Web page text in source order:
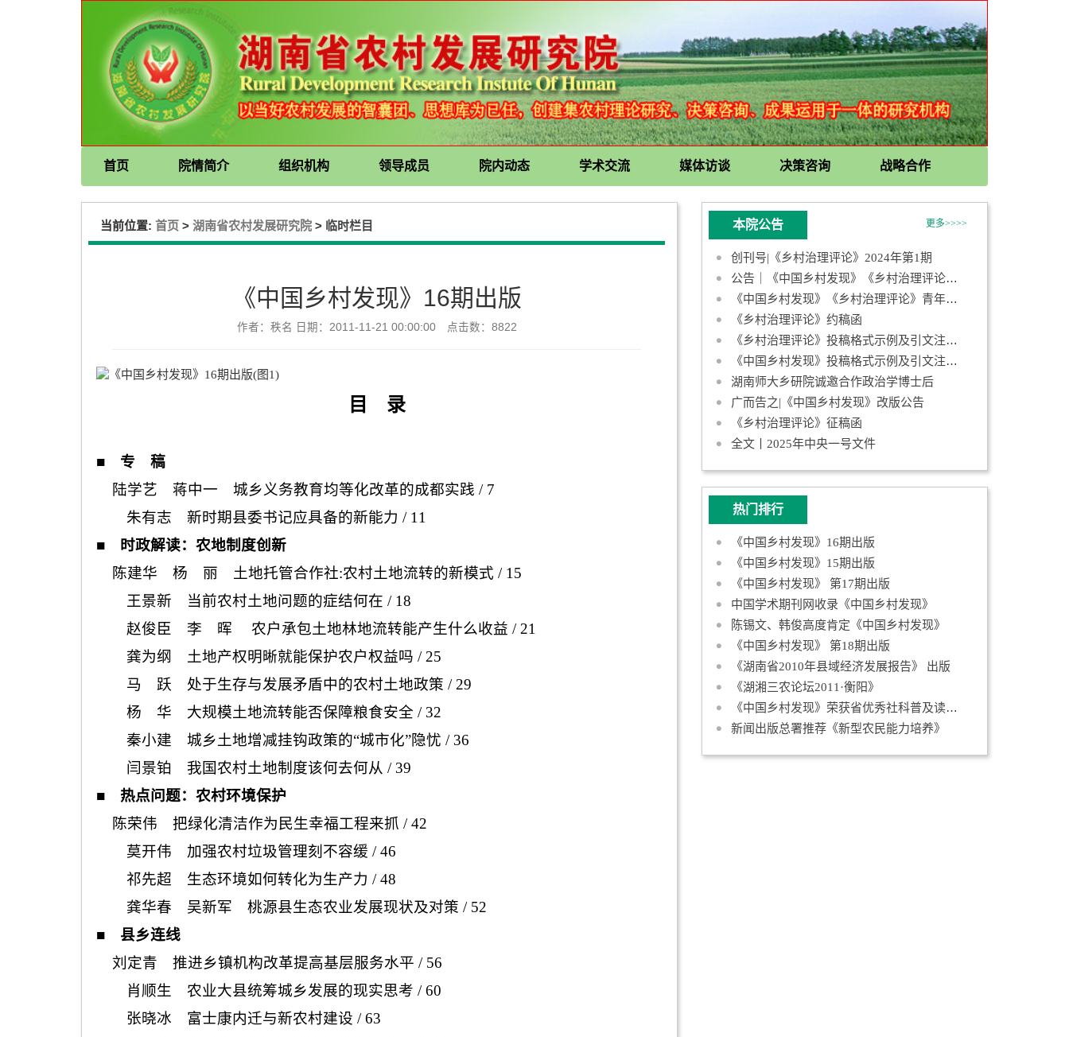
首页 院情简介 组织机构 领导成员 院内动态 学术交流 媒体访谈 决策咨询 战略合作
当前位置: 首页 > 湖南省农村发展研究院 > 临时栏目
《中国乡村发现》16期出版
作者：秩名 日期：2011-11-21 00:00:00 点击数： 8822
目 录
■ 专 稿
陆学艺 蒋中一 城乡义务教育均等化改革的成都实践 / 7
朱有志 新时期县委书记应具备的新能力 / 11
■
时政解读：农地制度创新
陈建华 杨 丽 土地托管合作社:农村土地流转的新模式 / 15
王景新 当前农村土地问题的症结何在 / 18
赵俊臣 李 晖 农户承包土地林地流转能产生什么收益 / 21
龚为纲 土地产权明晰就能保护农户权益吗 / 25
马 跃 处于生存与发展矛盾中的农村土地政策 / 29
杨 华 大规模土地流转能否保障粮食安全 / 32
秦小建 城乡土地增减挂钩政策的“城市化”隐忧 / 36
闫景铂 我国农村土地制度该何去何从 / 39
■ 热点问题：农村环境保护
陈荣伟 把绿化清洁作为民生幸福工程来抓 / 42
莫开伟 加强农村垃圾管理刻不容缓 / 46
祁先超 生态环境如何转化为生产力 / 48
龚华春 吴新军 桃源县生态农业发展现状及对策 / 52
■ 县乡连线
刘定青 推进乡镇机构改革提高基层服务水平 / 56
肖顺生 农业大县统筹城乡发展的现实思考 / 60
张晓冰 富士康内迁与新农村建设 / 63
本院公告 更多>>>>
创刊号|《乡村治理评论》2024年第1期
公告｜《中国乡村发现》《乡村治理评论》第一届青年编委会成员名
《中国乡村发现》《乡村治理评论》青年编委招募启事
《乡村治理评论》约稿函
《乡村治理评论》投稿格式示例及引文注释规范
《中国乡村发现》投稿格式示例及引文注释规范
湖南师大乡研院诚邀合作政治学博士后
广而告之|《中国乡村发现》改版公告
《乡村治理评论》征稿函
全文丨2025年中央一号文件
热门排行
《中国乡村发现》16期出版
《中国乡村发现》15期出版
《中国乡村发现》 第17期出版
中国学术期刊网收录《中国乡村发现》
陈锡文、韩俊高度肯定《中国乡村发现》
《中国乡村发现》 第18期出版
《湖南省2010年县域经济发展报告》 出版
《湖湘三农论坛2011·衡阳》
《中国乡村发现》荣获省优秀社科普及读物奖
新闻出版总署推荐《新型农民能力培养》